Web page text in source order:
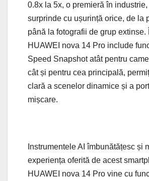
0.8x la 5x, o premieră în industrie,
surprinde cu ușurință orice, de la
până la fotografii de grup extinse.
HUAWEI nova 14 Pro include
Speed Snapshot atât pentru
cât și pentru cea principală,
clară a scenelor dinamice și a
mișcare.
Instrumentele AI îmbunătățesc și
experiența oferită de acest
HUAWEI nova 14 Pro vine cu